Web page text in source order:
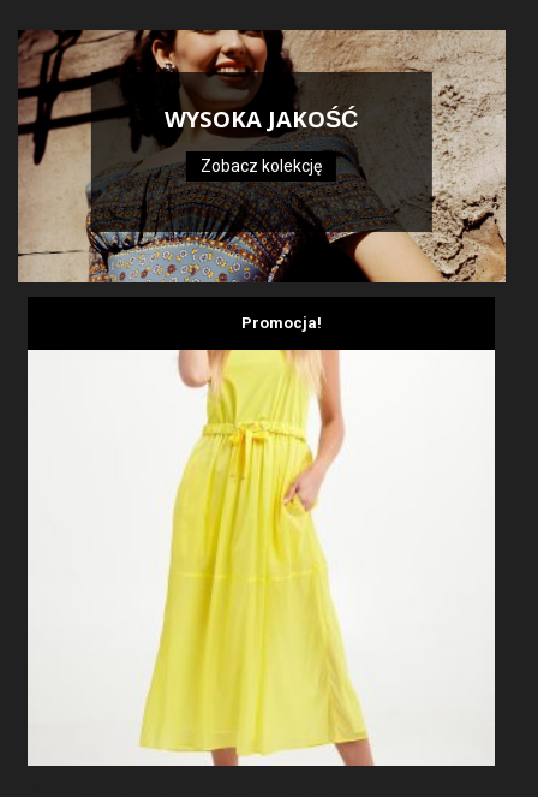
WYSOKA JAKOŚĆ
Zobacz kolekcję
Promocja!